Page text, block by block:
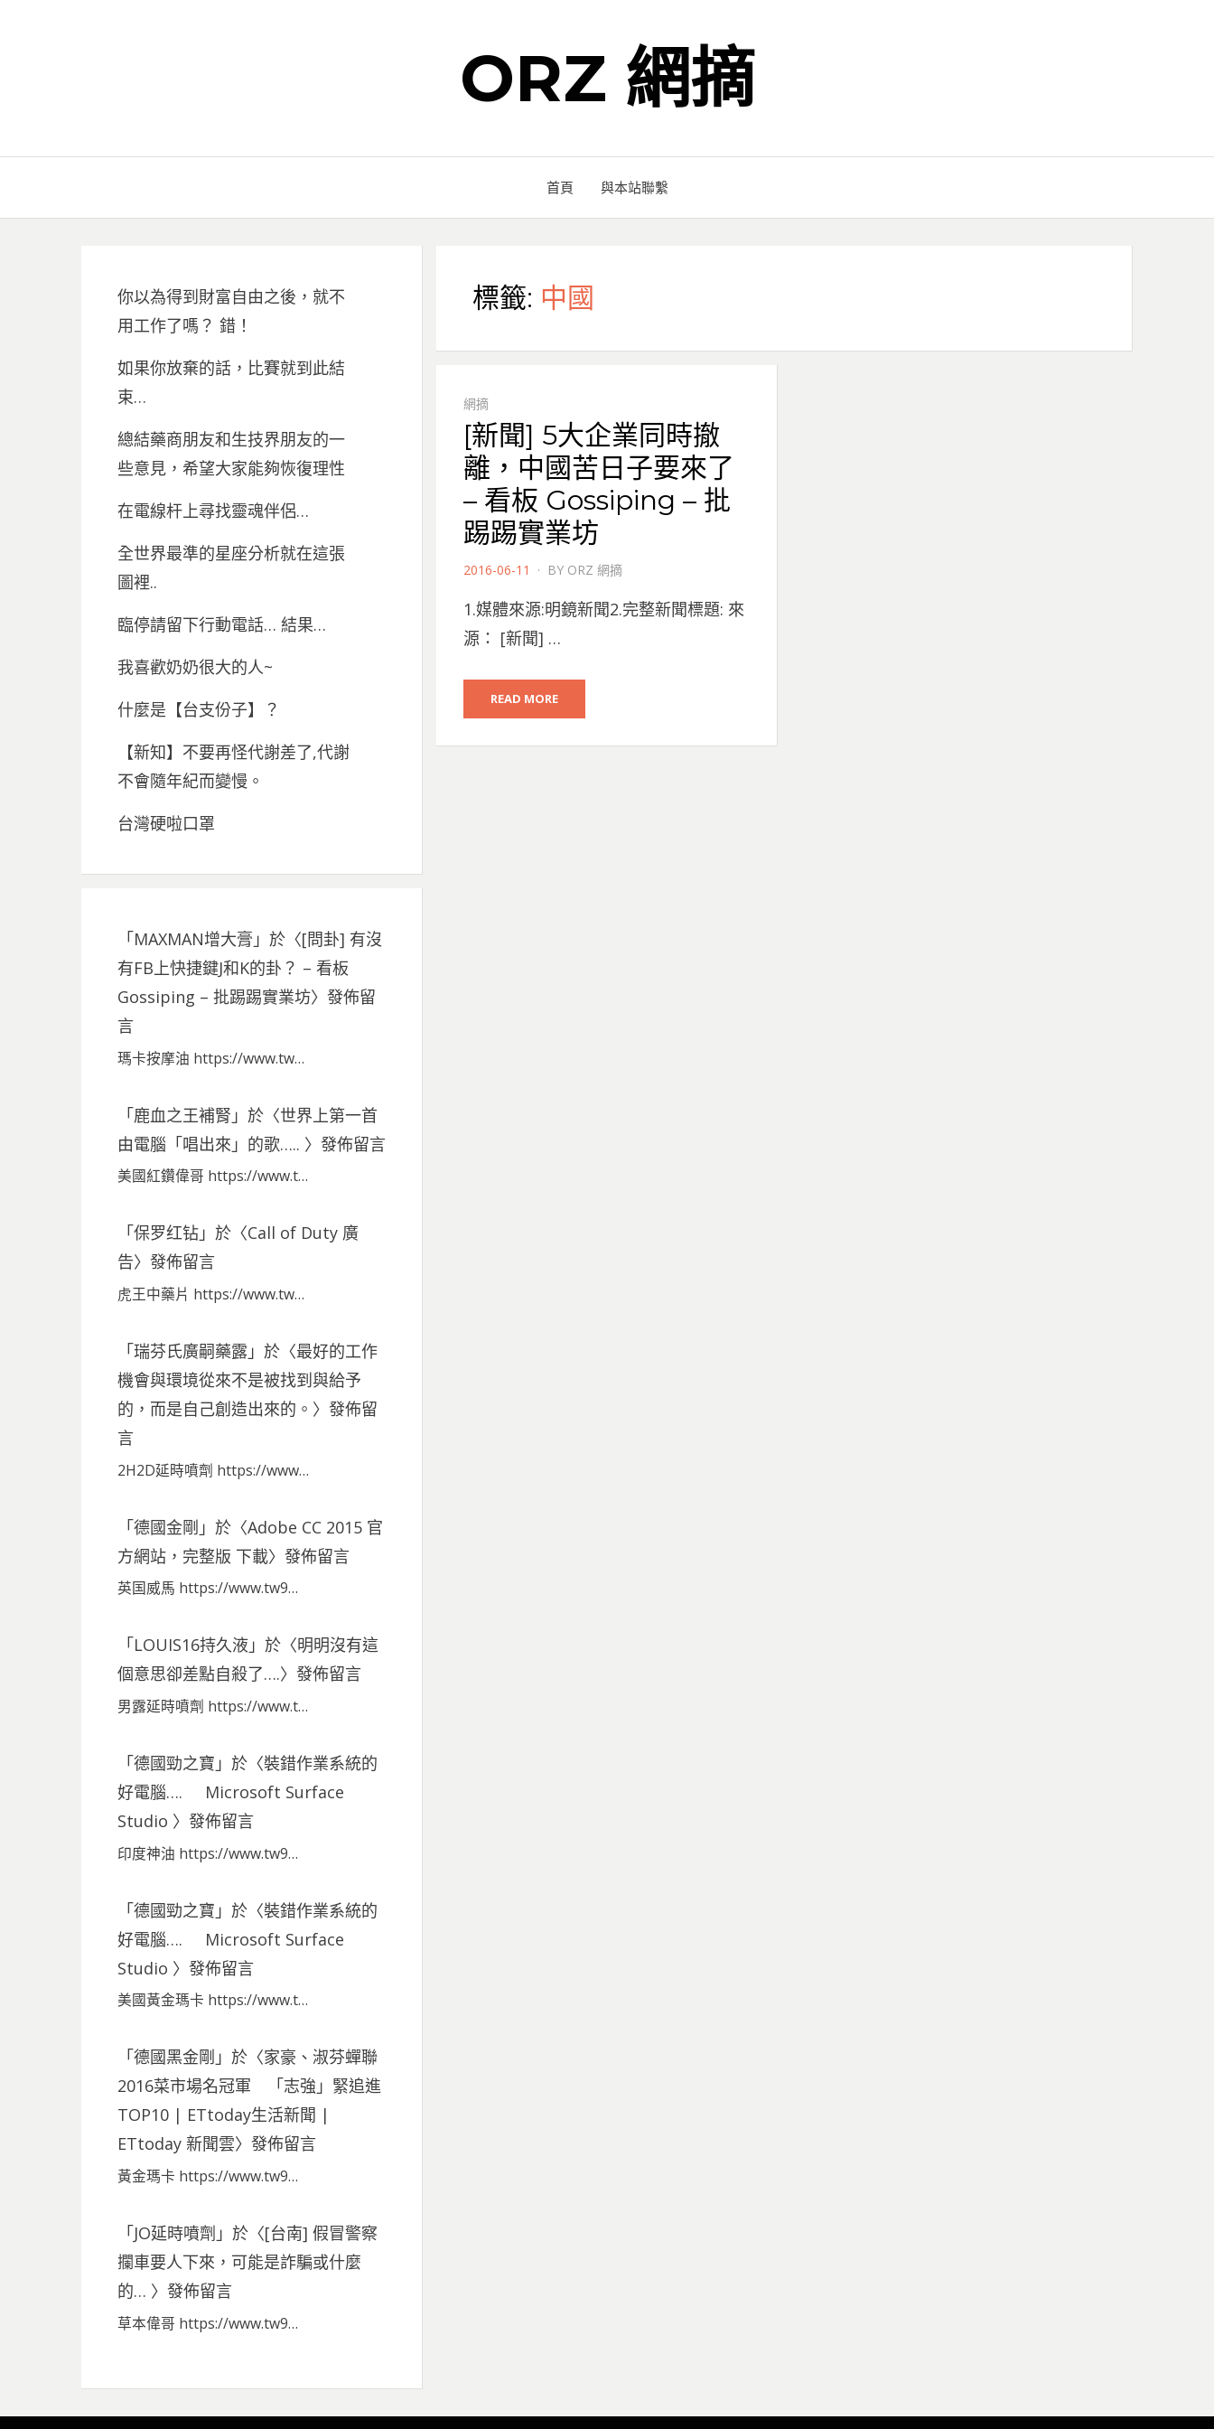
ORZ 網摘
首頁 與本站聯繫
標籤: 中國
網摘
[新聞] 5大企業同時撤
離，中國苦日子要來了
– 看板 Gossiping – 批
踢踢實業坊
POSTED
2016-06-11 BY ORZ 網摘
1.媒體來源:明鏡新聞2.完整新聞標題: 來
源： [新聞] …
READ MORE
你以為得到財富自由之後，就不
用工作了嗎？ 錯！
如果你放棄的話，比賽就到此結
束…
總結藥商朋友和生技界朋友的一
些意見，希望大家能夠恢復理性
在電線杆上尋找靈魂伴侶…
全世界最準的星座分析就在這張
圖裡..
臨停請留下行動電話… 結果…
我喜歡奶奶很大的人~
什麼是【台支份子】？
【新知】不要再怪代謝差了,代謝
不會隨年紀而變慢。
台灣硬啦口罩
「MAXMAN增大膏 」於〈[問卦] 有沒
有FB上快捷鍵J和K的卦？ – 看板
Gossiping – 批踢踢實業坊〉發佈留
言
瑪卡按摩油 https://www.tw…
「鹿血之王補腎 」於〈世界上第一首
由電腦「唱出來」的歌….. 〉發佈留言
美國紅鑽偉哥 https://www.t…
「保罗红钻」於〈Call of Duty 廣
告〉發佈留言
虎王中藥片 https://www.tw…
「瑞芬氏廣嗣藥露」於〈最好的工作
機會與環境從來不是被找到與給予
的，而是自己創造出來的。 〉發佈留
言
2H2D延時噴劑 https://www…
「德國金剛 」於〈Adobe CC 2015 官
方網站，完整版 下載〉發佈留言
英国威馬 https://www.tw9…
「LOUIS16持久液」於〈明明沒有這
個意思卻差點自殺了….〉發佈留言
男露延時噴劑 https://www.t…
「德國勁之寶 」於〈裝錯作業系統的
好電腦…. Microsoft Surface
Studio 〉發佈留言
印度神油 https://www.tw9…
「德國勁之寶 」於〈裝錯作業系統的
好電腦…. Microsoft Surface
Studio 〉發佈留言
美國黃金瑪卡 https://www.t…
「德國黑金剛 」於〈家豪、淑芬蟬聯
2016菜市場名冠軍 「志強」緊追進
TOP10 | ETtoday生活新聞 |
ETtoday 新聞雲〉發佈留言
黃金瑪卡 https://www.tw9…
「JO延時噴劑 」於〈[台南] 假冒警察
攔車要人下來，可能是詐騙或什麼
的… 〉發佈留言
草本偉哥 https://www.tw9…